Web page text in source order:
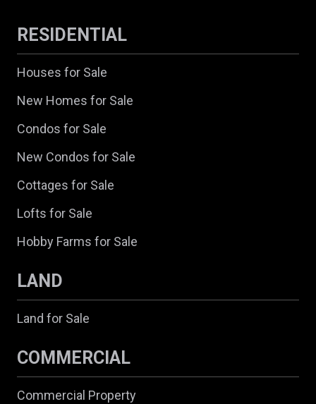
RESIDENTIAL
Houses for Sale
New Homes for Sale
Condos for Sale
New Condos for Sale
Cottages for Sale
Lofts for Sale
Hobby Farms for Sale
LAND
Land for Sale
COMMERCIAL
Commercial Property